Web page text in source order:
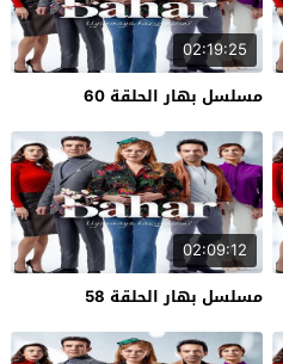
02:19:25
مسلسل بهار الحلقة 60
02:09:12
مسلسل بهار الحلقة 58